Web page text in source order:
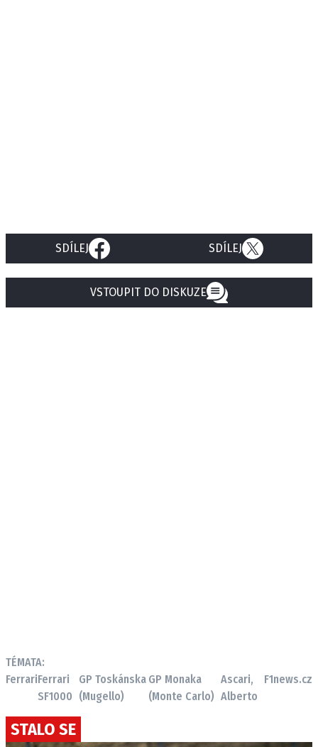
SDÍLEJ SDÍLEJ
VSTOUPIT DO DISKUZE
TÉMATA:
FerrariFerrari
SF1000
GP Toskánska
(Mugello)
GP Monaka
(Monte Carlo)
Ascari,
Alberto
F1news.cz
STALO SE